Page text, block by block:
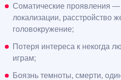
Соматические проявления —
локализации, расстройство
головокружение;
Потеря интереса к некогда
играм;
Боязнь темноты, смерти,